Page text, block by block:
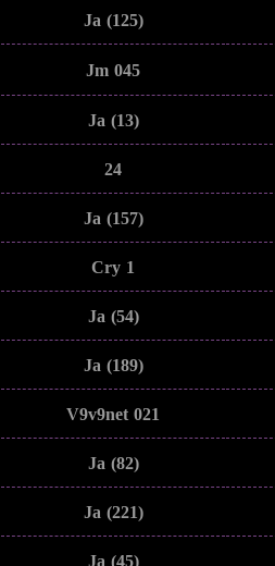
Ja (125)
Jm 045
Ja (13)
24
Ja (157)
Cry 1
Ja (54)
Ja (189)
V9v9net 021
Ja (82)
Ja (221)